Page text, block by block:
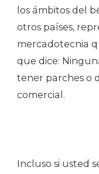
los ámbitos del
otros países,
mercadotecnia
que dice:
tener parches o
comercial.
Incluso si usted